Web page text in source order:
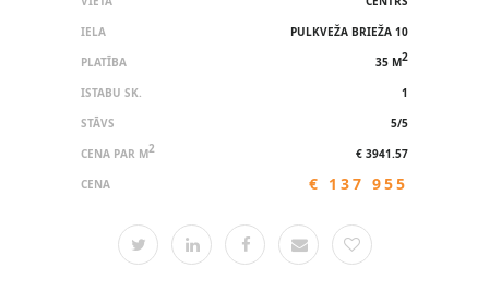
IELA
PULKVEŽA BRIEŽA 10
PLATĪBA
35 M2
ISTABU SK.
1
STĀVS
5/5
CENA PAR M2
€ 3941.57
CENA
€ 137 955